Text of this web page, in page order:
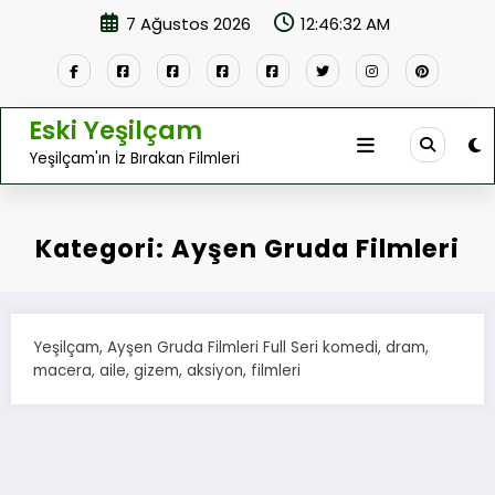
7 Ağustos 2026 12:46:32 AM
Eski Yeşilçam
Yeşilçam'ın İz Bırakan Filmleri
Kategori: Ayşen Gruda Filmleri
Yeşilçam, Ayşen Gruda Filmleri Full Seri komedi, dram,
macera, aile, gizem, aksiyon, filmleri